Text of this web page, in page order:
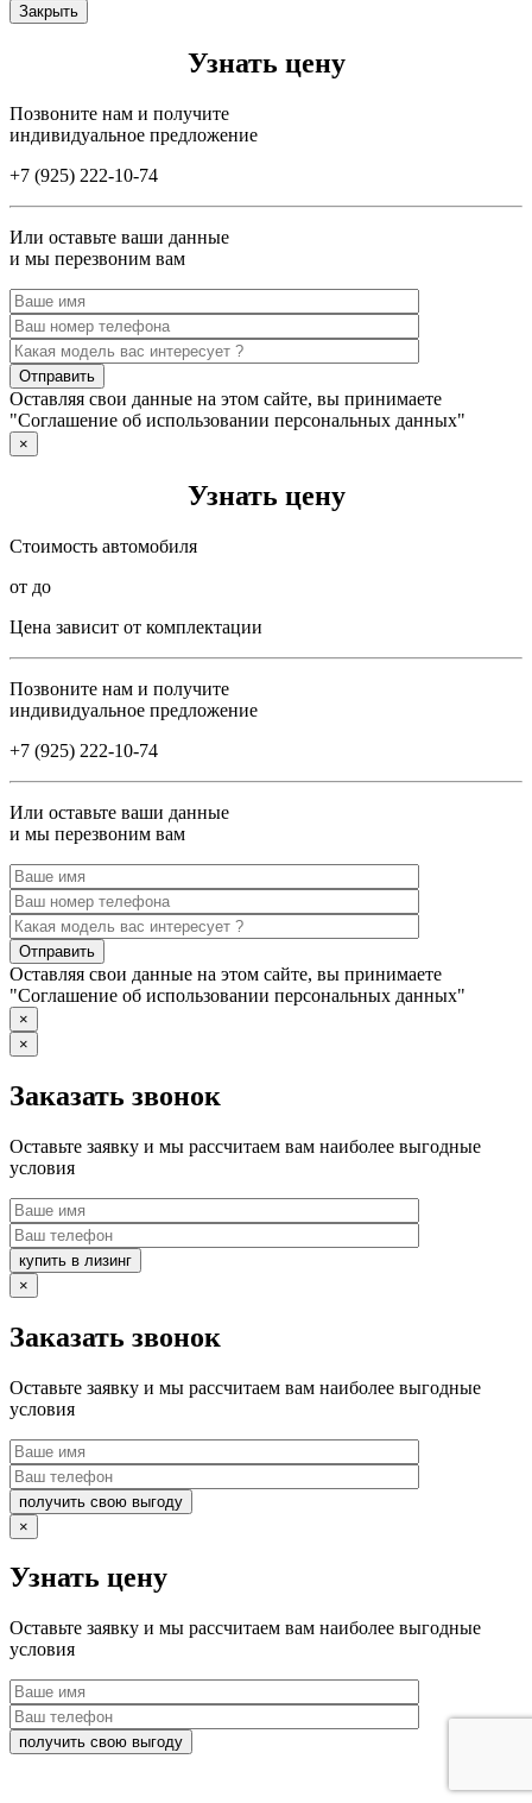
Закрыть
Узнать цену
Позвоните нам и получите
индивидуальное предложение
+7 (925) 222-10-74
Или оставьте ваши данные
и мы перезвоним вам
Оставляя свои данные на этом сайте, вы принимаете
"Соглашение об использовании персональных данных"
×
Узнать цену
Стоимость автомобиля
от до
Цена зависит от комплектации
Позвоните нам и получите
индивидуальное предложение
+7 (925) 222-10-74
Или оставьте ваши данные
и мы перезвоним вам
Оставляя свои данные на этом сайте, вы принимаете
"Соглашение об использовании персональных данных"
×
×
Заказать звонок
Оставьте заявку и мы рассчитаем вам наиболее выгодные
условия
купить в лизинг
×
Заказать звонок
Оставьте заявку и мы рассчитаем вам наиболее выгодные
условия
получить свою выгоду
×
Узнать цену
Оставьте заявку и мы рассчитаем вам наиболее выгодные
условия
получить свою выгоду